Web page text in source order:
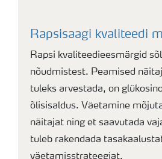
Rapsisaagi kvaliteedi
Rapsi kvaliteedieesmärgid
nõudmistest. Peamised
tuleks arvestada, on
õlisisaldus. Väetamine
näitajat ning et saavutada
tuleb rakendada
väetamisstrateegiat.